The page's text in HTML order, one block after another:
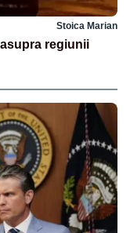
Stoica Marian
regiunii